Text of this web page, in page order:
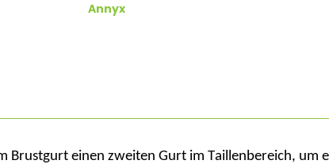
Annyx
Brustgurt einen zweiten Gurt im Taillenbereich, um